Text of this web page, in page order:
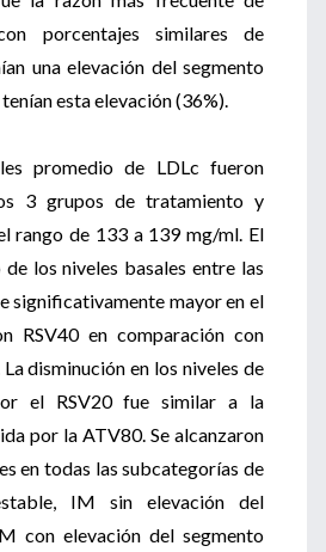
porcentajes similares de
una elevación del segmento
esta elevación (36%).
promedio de LDLc fueron
3 grupos de tratamiento y
rango de 133 a 139 mg/ml. El
los niveles basales entre las
significativamente mayor en el
RSV40 en comparación con
disminución en los niveles de
el RSV20 fue similar a la
por la ATV80. Se alcanzaron
en todas las subcategorías de
IM sin elevación del
con elevación del segmento